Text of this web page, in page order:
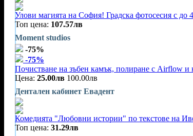
Улови магията на София! Градска фотосесия с до
Топ цена: 107.57лв
Moment studios
-75%
-75%
Почистване на зъбен камък, полиране с Airflow и
Цена: 25.00лв 100.00лв
Дентален кабинет Евадент
Комедията "Любовни истории" по текстове на
Топ цена: 31.29лв